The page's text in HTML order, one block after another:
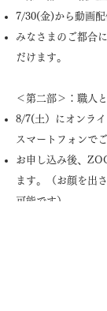
7/30(金)から動画配
みなさまのご都合
だけます。
＜第二部＞：職人
8/7(土）にオンラ
スマートフォンで
お申し込み後、
ます。（お顔を出
可能です）